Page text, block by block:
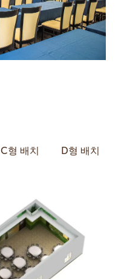
C형 배치 D형 배치